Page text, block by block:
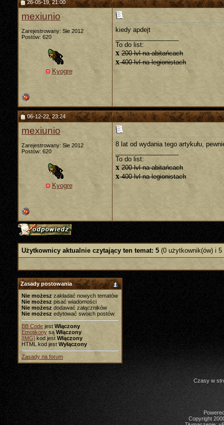
26-05-19, 21:00
mexiunio
Zarejestrowany: Sie 2012
Postów: 620
Kyogre
kiedy apdejt
__________________
To do list:
x 200 lvl na abitańcach
x400 lvl na legionistach
06-12-22, 23:24
mexiunio
Zarejestrowany: Sie 2012
Postów: 620
Kyogre
8 lat od wydania tego artykułu,
__________________
To do list:
x 200 lvl na abitańcach
x400 lvl na legionistach
Użytkownicy aktualnie czytający ten temat: 5 (0 użytkownik(ów) i 5
Zasady postowania
Nie możesz zakładać nowych tematów
Nie możesz pisać wiadomości
Nie możesz dodawać załączników
Nie możesz edytować swoich postów
BB Code jest Włączony
Emotikony są Włączony
[IMG] kod jest Włączony
HTML kod jest Wyłączony
Zasady na forum
Czasy w
Copyright